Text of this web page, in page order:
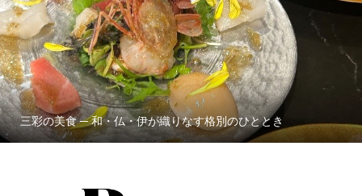
三彩の美食 ─ 和・仏・伊が織りなす格別のひととき